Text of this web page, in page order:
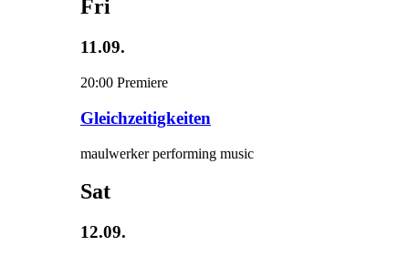
Fri
11.09.
20:00 Premiere
Gleichzeitigkeiten
maulwerker performing music
Sat
12.09.